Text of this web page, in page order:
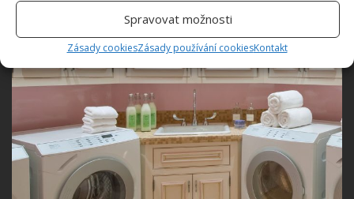
Spravovat možnosti
Zásady cookiesZásady používání cookiesKontakt